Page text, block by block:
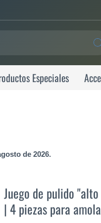
Especiales
de 2026.
Juego de pulido
| 4 piezas para